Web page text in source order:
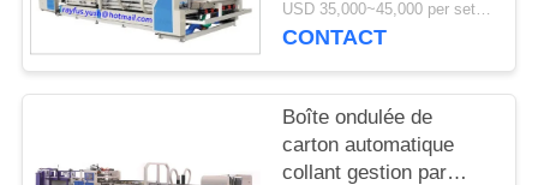
papier empilant la
USD 35,000~45,000 per set MOQ:1 ensemble
CONTACT
Boîte ondulée de
carton automatique
collant gestion par